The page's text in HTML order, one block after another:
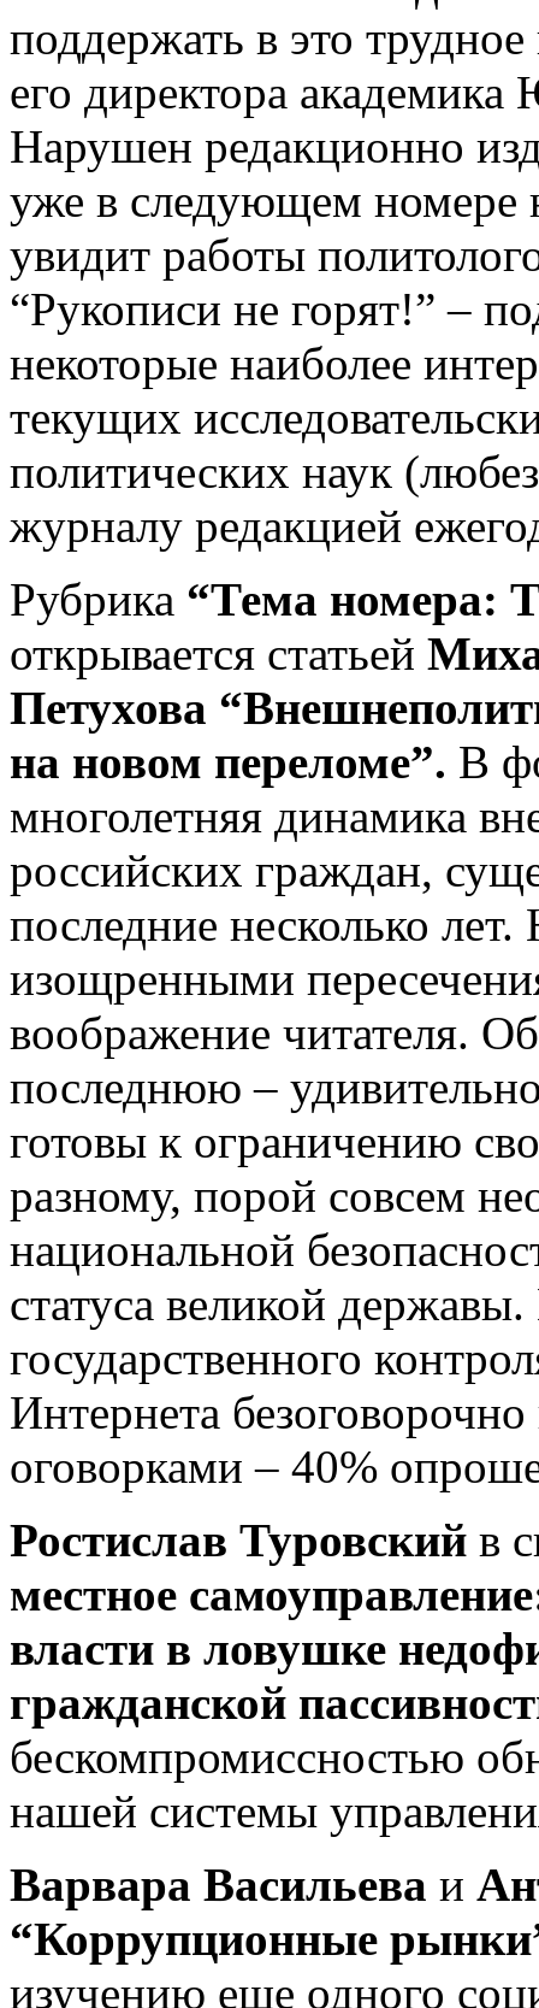
поддержать в это
его директора
Нарушен редакционно
уже в следующем номере
увидит работы
“Рукописи не горят!” –
некоторые наиболее
текущих
политических наук
журналу редакцией
Рубрика “Тема номера:
открывается статьей
Петухова
на новом переломе”. В
многолетняя динамика
российских граждан,
последние несколько
изощренными
воображение читателя.
последнюю –
готовы к ограничению
разному, порой совсем
национальной
статуса великой
государственного
Интернета
оговорками – 40%
Ростислав Туровский в
местное
власти в ловушке
гражданской
бескомпромиссностью
нашей системы
Варвара Васильева и
“Коррупционные
изучению еще одного